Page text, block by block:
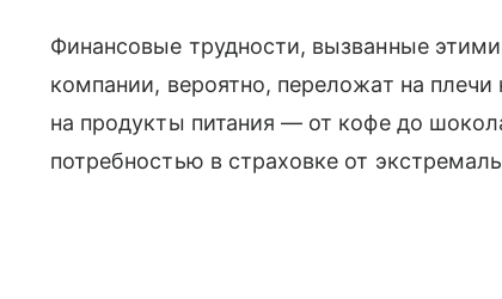
Финансовые трудности, вызванные
компании, вероятно, переложат на плечи
на продукты питания — от кофе до
потребностью в страховке от